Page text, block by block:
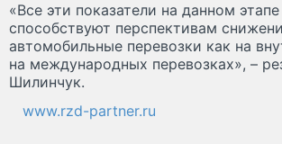
«Все эти показатели на данном
способствуют перспективам
автомобильные перевозки как на
на международных перевозках», –
Шилинчук.
www.rzd-partner.ru